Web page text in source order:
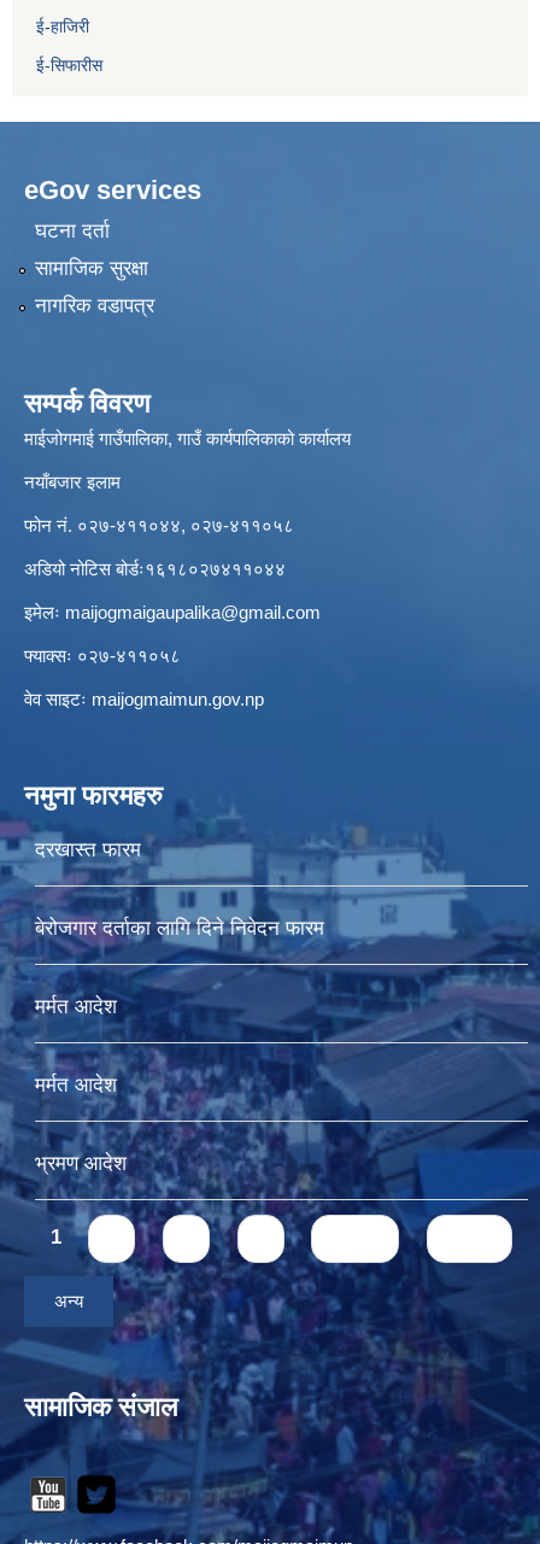
ई-हाजिरी
ई-सिफारीस
eGov services
घटना दर्ता
सामाजिक सुरक्षा
नागरिक वडापत्र
सम्पर्क विवरण
माईजोगमाई गाउँपालिका, गाउँ कार्यपालिकाको कार्यालय
नयाँबजार इलाम
फोन नं. ०२७-४११०४४, ०२७-४११०५८
अडियो नोटिस बोर्डः१६१८०२७४११०४४
इमेलः maijogmaigaupalika@gmail.com
फ्याक्सः ०२७-४११०५८
वेव साइटः maijogmaimun.gov.np
नमुना फारमहरु
दरखास्त फारम
बेरोजगार दर्ताका लागि दिने निवेदन फारम
मर्मत आदेश
मर्मत आदेश
भ्रमण आदेश
Pages
1
अन्य
सामाजिक संजाल